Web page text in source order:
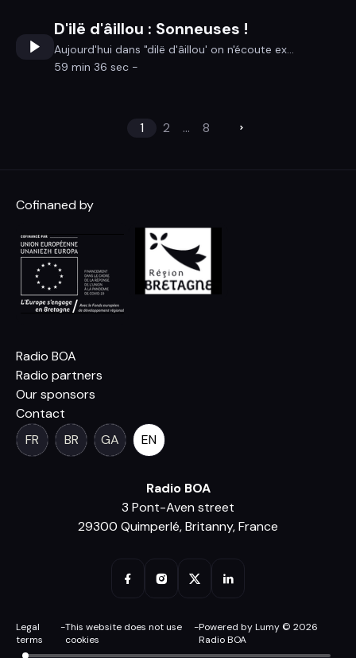
D'ilë d'âillou : Sonneuses !
Aujourd'hui dans "dilë d'âillou' on n'écoute ex...
59 min 36 sec -
1 2 ... 8
Cofinaned by
Radio BOA
Radio partners
Our sponsors
Contact
FR
BR GA EN
Radio BOA
3 Pont-Aven street
29300 Quimperlé, Britanny, France
Legal
terms
-This website does not use
cookies
-Powered by Lumy © 2026
Radio BOA